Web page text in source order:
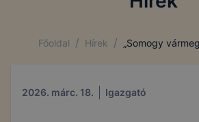
Főoldal / Hírek / „Somogy
2026. márc. 18. Igazgató